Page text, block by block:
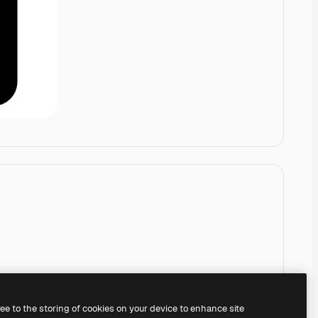
to the storing of cookies on your device to enhance site